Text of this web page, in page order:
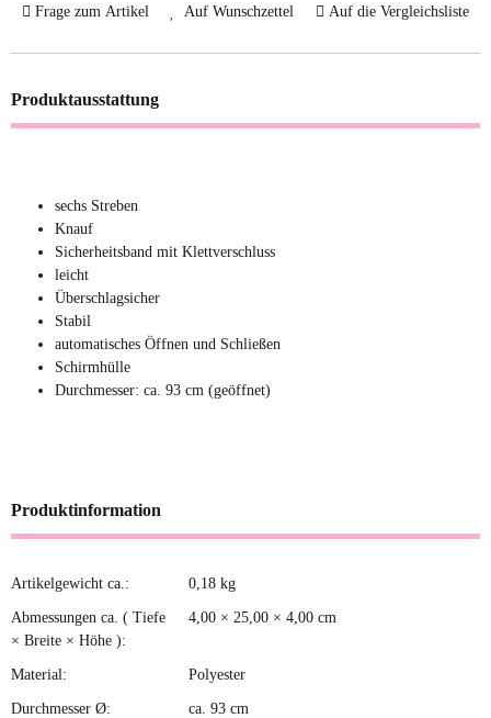
Frage zum Artikel Auf Wunschzettel Auf die Vergleichsliste
Produktausstattung
sechs Streben
Knauf
Sicherheitsband mit Klettverschluss
leicht
Überschlagsicher
Stabil
automatisches Öffnen und Schließen
Schirmhülle
Durchmesser: ca. 93 cm (geöffnet)
Produktinformation
Produkteigenschaft
Wert
Artikelgewicht ca.: 0,18 kg
Abmessungen ca. ( Tiefe
× Breite × Höhe ):
4,00 × 25,00 × 4,00 cm
Material: Polyester
Durchmesser Ø: ca. 93 cm